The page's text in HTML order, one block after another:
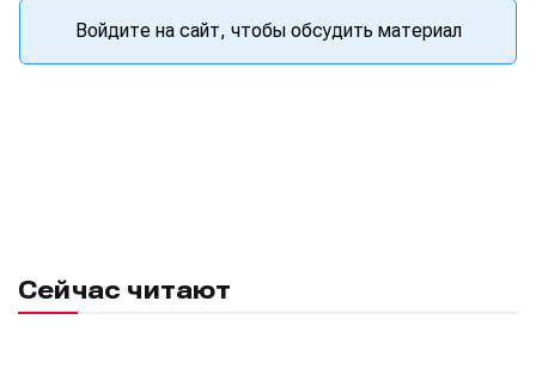
Войдите на сайт, чтобы обсудить материал
Сейчас читают